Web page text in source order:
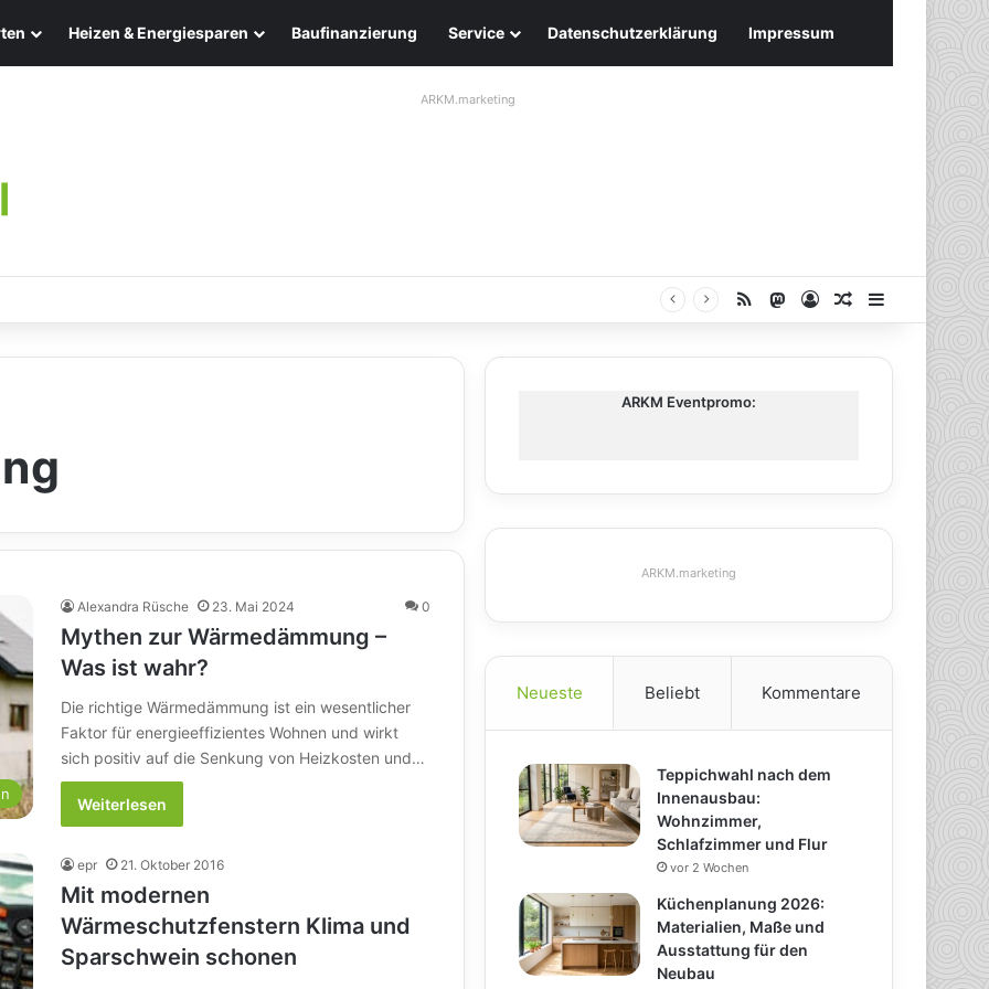
Heizen & Energiesparen Baufinanzierung Service Datenschutzerklärung Impressum
ARKM.marketing
RSS Mastodon
AnmeldenZufälliger
Alexandra Rüsche 23. Mai 2024 0
Mythen zur Wärmedämmung –
Was ist wahr?
Die richtige Wärmedämmung ist ein wesentlicher
Faktor für energieeffizientes Wohnen und wirkt
sich positiv auf die Senkung von Heizkosten und…
Weiterlesen
epr 21. Oktober 2016
Mit modernen
Wärmeschutzfenstern Klima und
Sparschwein schonen
ARKM Eventpromo:
ARKM.marketing
Neueste Beliebt Kommentare
Teppichwahl nach dem
Innenausbau:
Wohnzimmer,
Schlafzimmer und Flur
vor 2 Wochen
Küchenplanung 2026:
Materialien, Maße und
Ausstattung für den
Neubau